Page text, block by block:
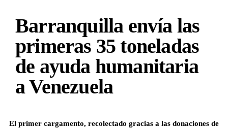
Barranquilla envía las
primeras 35 toneladas
de ayuda humanitaria
a Venezuela
El primer cargamento, recolectado gracias a las donaciones de